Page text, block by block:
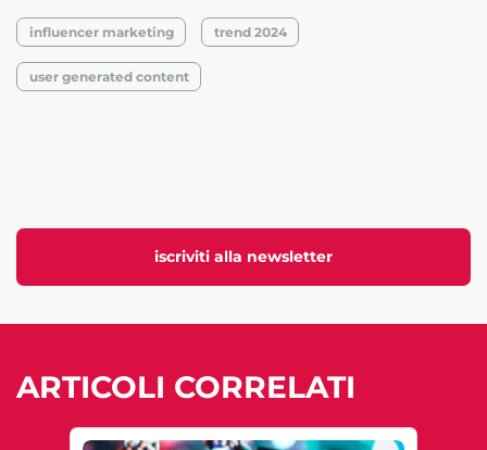
iscriviti alla newsletter
influencer marketing trend 2024
user generated content
ARTICOLI CORRELATI